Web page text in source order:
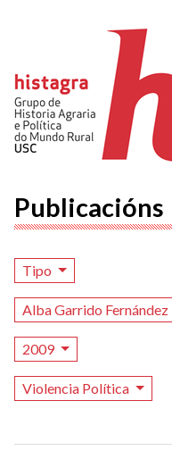
Publicacións
Tipo
Alba Garrido Fernández
2009
Violencia Política